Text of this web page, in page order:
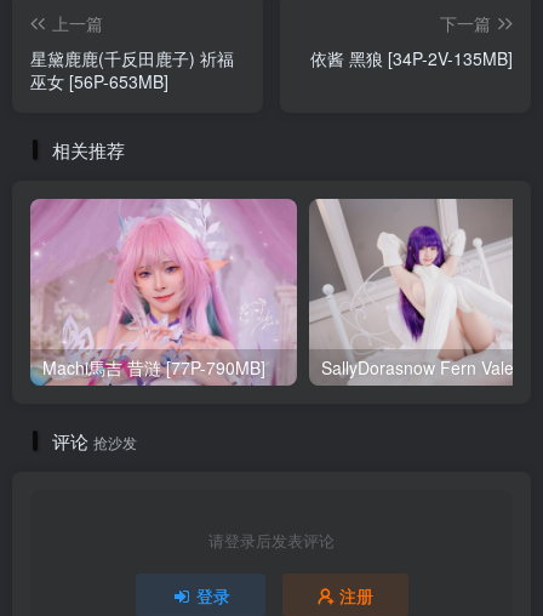
上一篇
星黛鹿鹿(千反田鹿子) 祈福
巫女 [56P-653MB]
下一篇
依酱 黑狼 [34P-2V-135MB]
相关推荐
Machi馬吉 昔涟 [77P-790MB]
评论 抢沙发
请登录后发表评论
登录 注册